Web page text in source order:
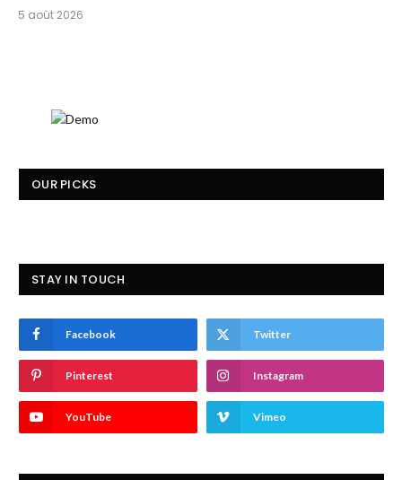
5 août 2026
OUR PICKS
STAY IN TOUCH
Facebook Twitter
Pinterest Instagram
YouTube Vimeo